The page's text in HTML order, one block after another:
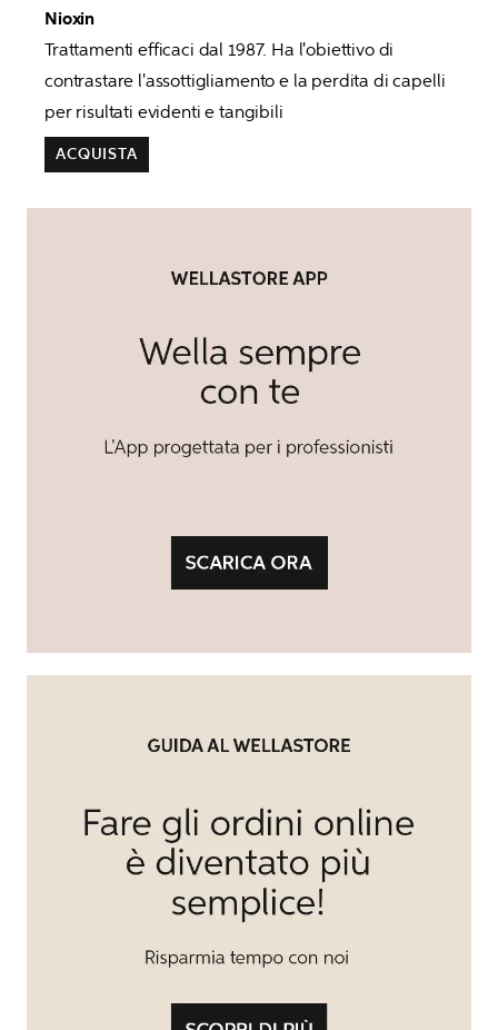
Trattamenti efficaci dal 1987. Ha l'obiettivo di
contrastare l'assottigliamento e la perdita di capelli
per risultati evidenti e tangibili
ACQUISTA